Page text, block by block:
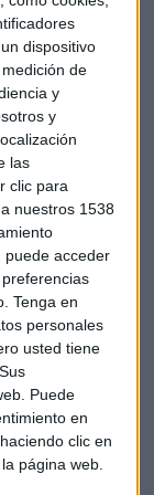
dispositivo
de
y
y
las
clic para
nuestros 1538
puede acceder
Tenga en
personales
usted tiene
Puede
en
clic en
página web.
Los
el 3,5%
empleos, la
que el
a
en 2022, lo
a los
tener en
habría
comercial
en el 2,7%.